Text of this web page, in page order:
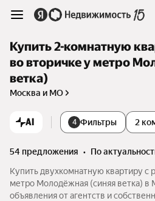
Купить 2-комнатную
во вторичке у метро
ветка)
Москва и МО
AI 4 Фильтры 2
54 предложения •
по
Купить двухкомнатную квартиру с
метро Молодёжная (синяя ветка)
объявления от агентств и